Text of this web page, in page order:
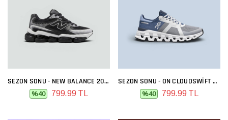
SEZON SONU - NEW BALANCE 2000 SIYAH BEYAZ
%40 799.99 TL
SEZON SONU - ON CLOUDSWIFT GRI MAVI
%40 799.99 TL